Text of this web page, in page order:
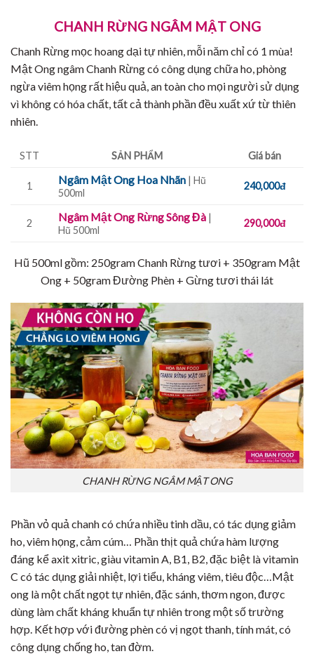
CHANH RỪNG NGÂM MẬT ONG
Chanh Rừng mọc hoang dại tự nhiên, mỗi năm chỉ có 1 mùa!
Mật Ong ngâm Chanh Rừng có công dụng chữa ho, phòng
ngừa viêm họng rất hiệu quả, an toàn cho mọi người sử dụng
vì không có hóa chất, tất cả thành phần đều xuất xứ từ thiên
nhiên.
STT SẢN PHẨM Giá bán
1 Ngâm Mật Ong Hoa Nhãn | Hũ
500ml
240,000đ
2 Ngâm Mật Ong Rừng Sông Đà |
Hũ 500ml
290,000đ
Hũ 500ml gồm: 250gram Chanh Rừng tươi + 350gram Mật
Ong + 50gram Đường Phèn + Gừng tươi thái lát
CHANH RỪNG NGÂM MẬT ONG
Phần vỏ quả chanh có chứa nhiều tinh dầu, có tác dụng giảm
ho, viêm họng, cảm cúm… Phần thịt quả chứa hàm lượng
đáng kể axit xitric, giàu vitamin A, B1, B2, đặc biệt là vitamin
C có tác dụng giải nhiệt, lợi tiểu, kháng viêm, tiêu độc…Mật
ong là một chất ngọt tự nhiên, đặc sánh, thơm ngon, được
dùng làm chất kháng khuẩn tự nhiên trong một số trường
hợp. Kết hợp với đường phèn có vị ngọt thanh, tính mát, có
công dụng chống ho, tan đờm.